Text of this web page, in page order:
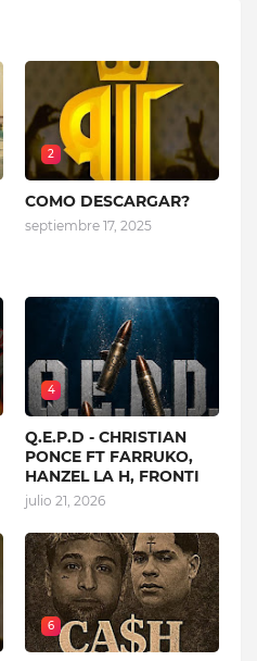
2
COMO DESCARGAR?
septiembre 17, 2025
4
Q.E.P.D - CHRISTIAN
PONCE FT FARRUKO,
HANZEL LA H, FRONTI
julio 21, 2026
6